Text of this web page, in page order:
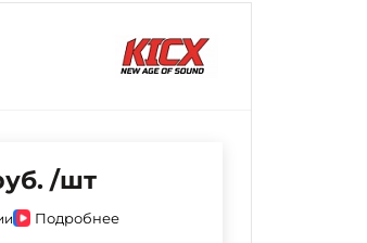
/шт
Подробнее